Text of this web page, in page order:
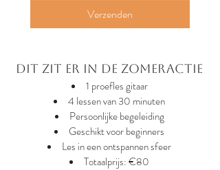
Verzenden
Dit zit er in de zomeractie
1 proefles gitaar
4 lessen van 30 minuten
Persoonlijke begeleiding
Geschikt voor beginners
Les in een ontspannen sfeer
Totaalprijs: €80